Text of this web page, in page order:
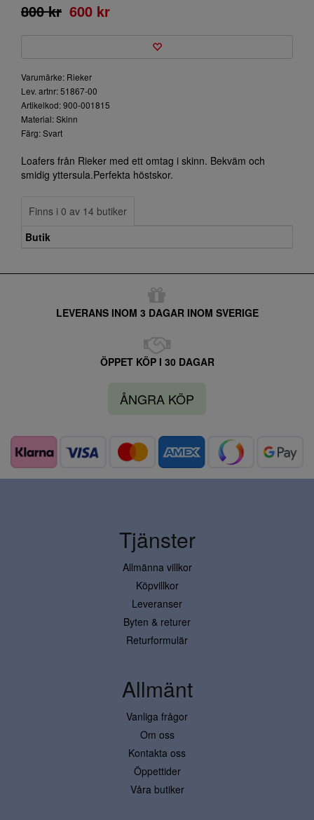
800 kr 600 kr
Varumärke: Rieker
Lev. artnr: 51867-00
Artikelkod: 900-001815
Material: Skinn
Färg: Svart
Loafers från Rieker med ett omtag i skinn. Bekväm och
smidig yttersula.Perfekta höstskor.
Finns i 0 av 14 butiker
Butik
LEVERANS INOM 3 DAGAR INOM SVERIGE
ÖPPET KÖP I 30 DAGAR
ÅNGRA KÖP
Tjänster
Allmänna villkor
Köpvillkor
Leveranser
Byten & returer
Returformulär
Allmänt
Vanliga frågor
Om oss
Kontakta oss
Öppettider
Våra butiker